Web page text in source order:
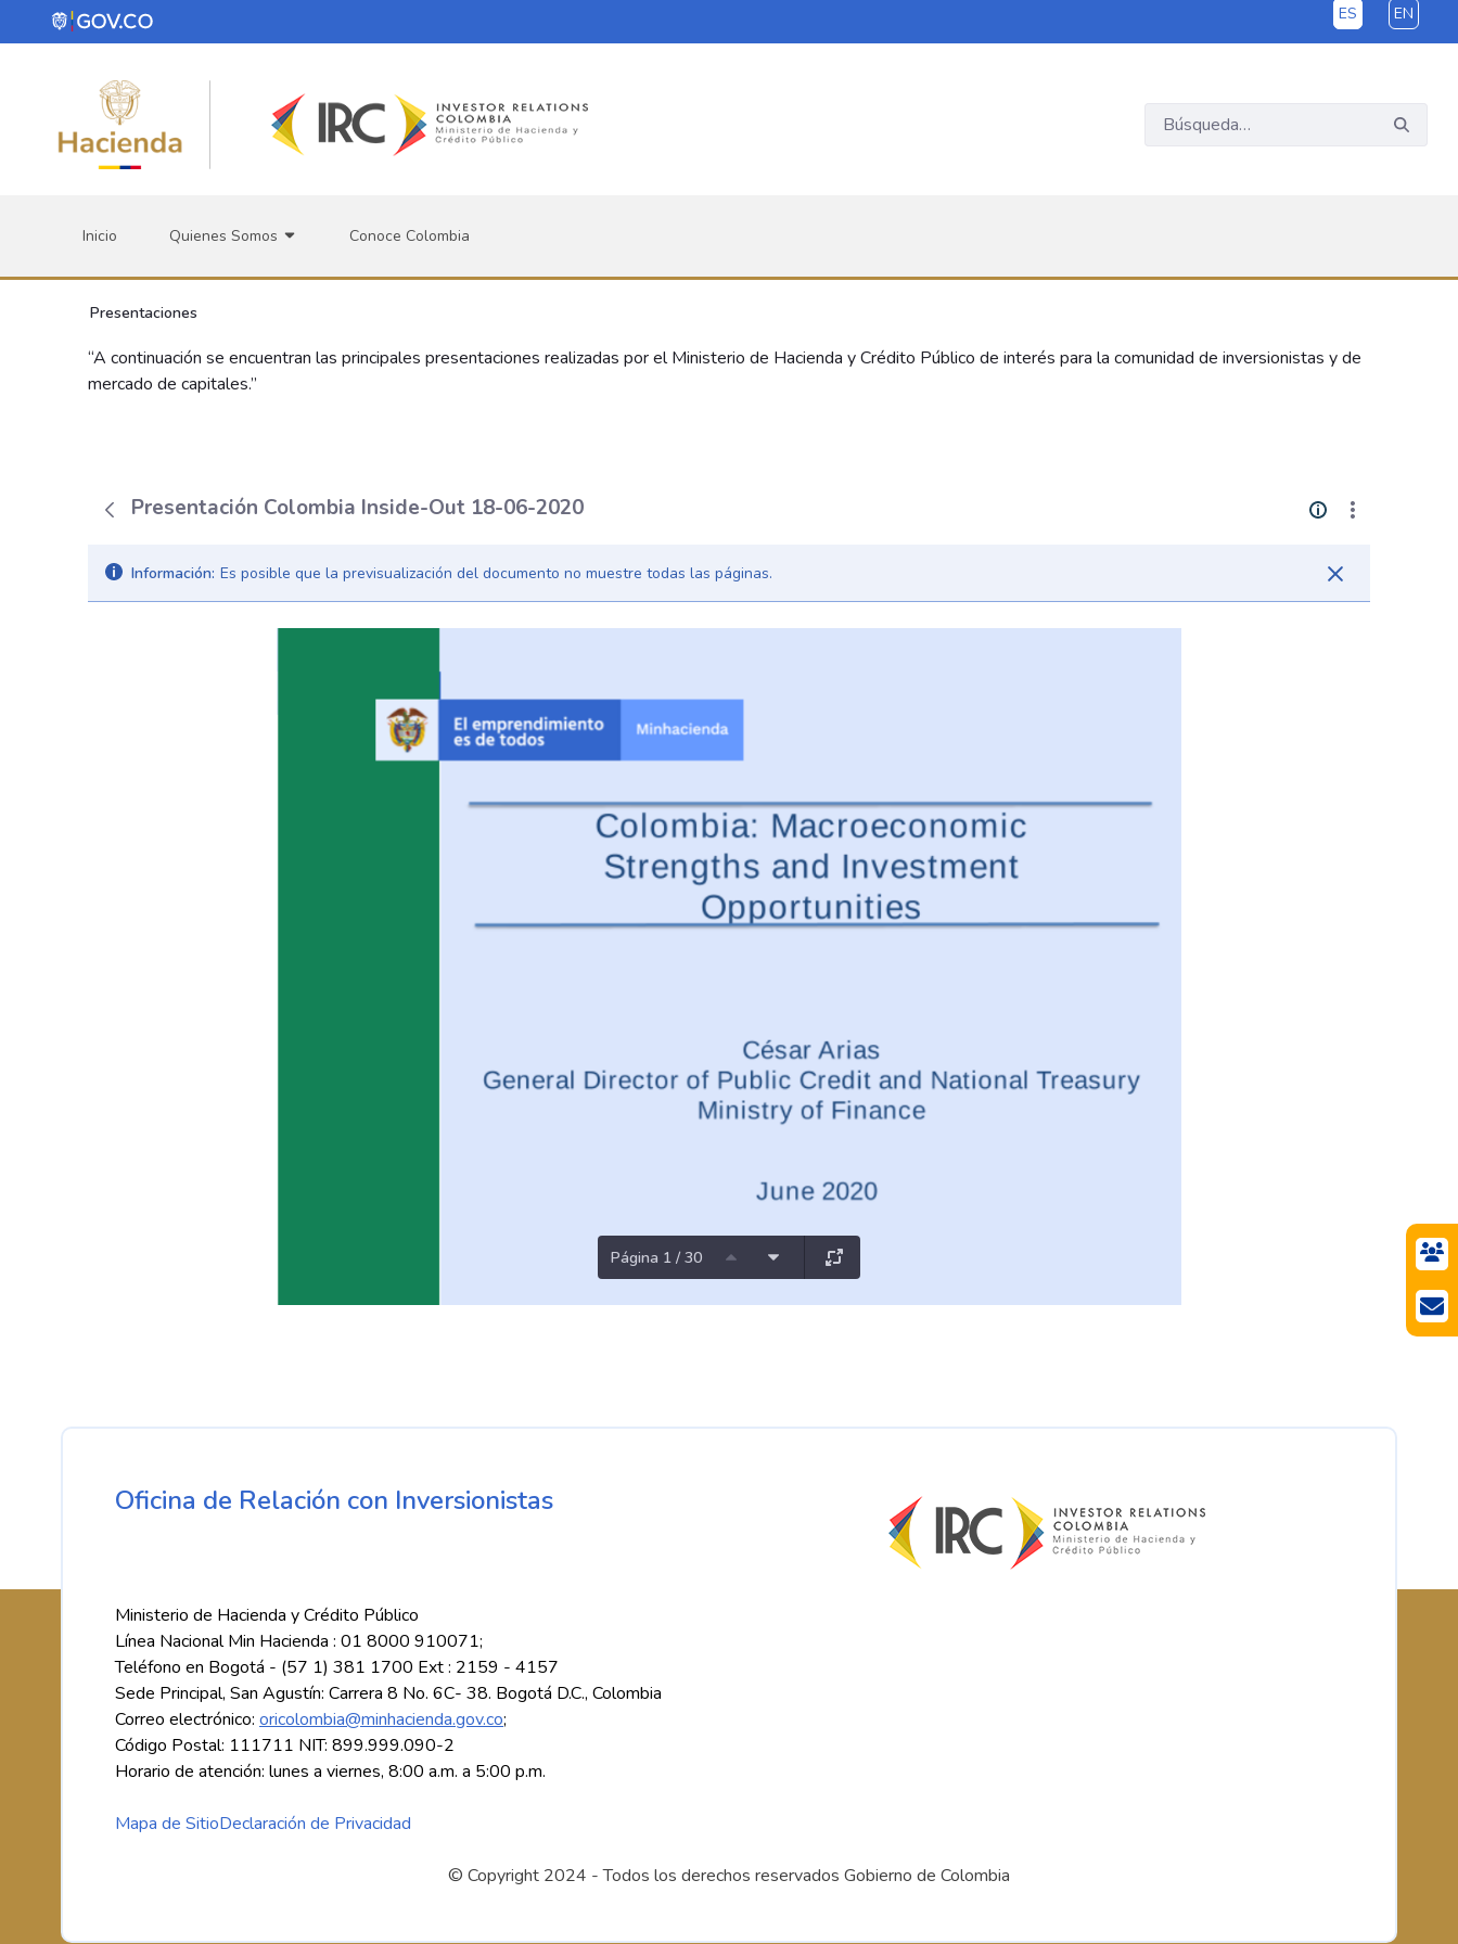
Saltar al contenido principal ES EN
Inicio Quienes Somos Conoce Colombia
Presentaciones
“A continuación se encuentran las principales presentaciones realizadas por el Ministerio de Hacienda y Crédito Público de interés para la comunidad de inversionistas y de
mercado de capitales.”
Presentación Colombia Inside-Out 18-06-2020
Información: Es posible que la previsualización del documento no muestre todas las páginas.
Página 1 / 30
Oficina de Relación con Inversionistas
Ministerio de Hacienda y Crédito Público
Línea Nacional Min Hacienda : 01 8000 910071;
Teléfono en Bogotá - (57 1) 381 1700 Ext : 2159 - 4157
Sede Principal, San Agustín: Carrera 8 No. 6C- 38. Bogotá D.C., Colombia
Correo electrónico: oricolombia@minhacienda.gov.co;
Código Postal: 111711 NIT: 899.999.090-2
Horario de atención: lunes a viernes, 8:00 a.m. a 5:00 p.m.
Mapa de SitioDeclaración de Privacidad
© Copyright 2024 - Todos los derechos reservados Gobierno de Colombia